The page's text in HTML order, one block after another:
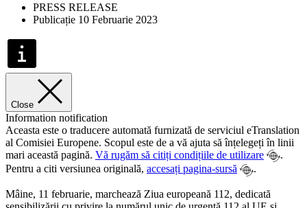
PRESS RELEASE
Publicație 10 Februarie 2023
Close
Information notification
Aceasta este o traducere automată furnizată de serviciul eTranslation
al Comisiei Europene. Scopul este de a vă ajuta să înțelegeți în linii
mari această pagină. Vă rugăm să citiți condițiile de utilizare
.
Pentru a citi versiunea originală, accesați pagina-sursă .
Mâine, 11 februarie, marchează Ziua europeană 112, dedicată